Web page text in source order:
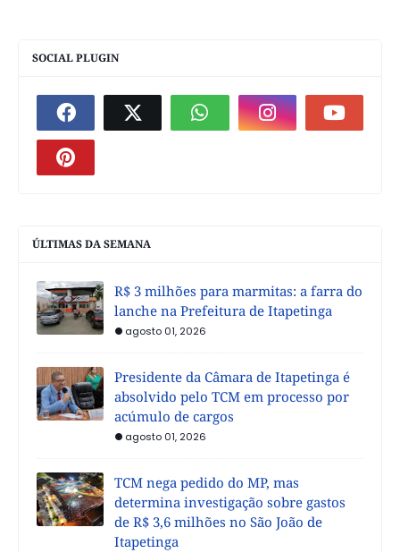
SOCIAL PLUGIN
ÚLTIMAS DA SEMANA
R$ 3 milhões para marmitas: a farra do
lanche na Prefeitura de Itapetinga
agosto 01, 2026
Presidente da Câmara de Itapetinga é
absolvido pelo TCM em processo por
acúmulo de cargos
agosto 01, 2026
TCM nega pedido do MP, mas
determina investigação sobre gastos
de R$ 3,6 milhões no São João de
Itapetinga